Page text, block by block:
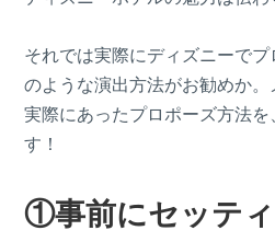
それでは実際にディズニーで
のような演出方法がお勧めか
実際にあったプロポーズ方法を
す！
①事前にセッテ